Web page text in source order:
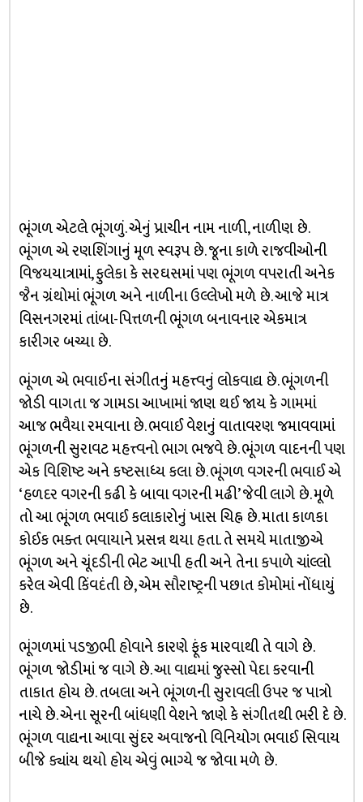
ભૂંગળ એટલે ભૂંગળું. એનું પ્રાચીન નામ નાળી, નાળીણ છે.
ભૂંગળ એ રણશિંગાનું મૂળ સ્વરૂપ છે. જૂના કાળે રાજવીઓની
વિજયયાત્રામાં, ફુલેકા કે સરઘસમાં પણ ભૂંગળ વપરાતી અનેક
જૈન ગ્રંથોમાં ભૂંગળ અને નાળીના ઉલ્લેખો મળે છે. આજે માત્ર
વિસનગરમાં તાંબા-પિત્તળની ભૂંગળ બનાવનાર એકમાત્ર
કારીગર બચ્યા છે.
ભૂંગળ એ ભવાઈના સંગીતનું મહત્ત્વનું લોકવાદ્ય છે. ભૂંગળની
જોડી વાગતા જ ગામડા આખામાં જાણ થઈ જાય કે ગામમાં
આજ ભવૈયા રમવાના છે. ભવાઈ વેશનું વાતાવરણ જમાવવામાં
ભૂંગળની સુરાવટ મહત્ત્વનો ભાગ ભજવે છે. ભૂંગળ વાદનની પણ
એક વિશિષ્ટ અને કષ્ટસાધ્ય કલા છે. ભૂંગળ વગરની ભવાઈ એ
‘હળદર વગરની કઢી કે બાવા વગરની મઢી’ જેવી લાગે છે. મૂળે
તો આ ભૂંગળ ભવાઈ કલાકારોનું ખાસ ચિહ્ન છે. માતા કાળકા
કોઈક ભક્ત ભવાયાને પ્રસન્ન થયા હતા. તે સમયે માતાજીએ
ભૂંગળ અને ચૂંદડીની ભેટ આપી હતી અને તેના કપાળે ચાંલ્લો
કરેલ એવી કિંવદંતી છે, એમ સૌરાષ્ટ્રની પછાત કોમોમાં નોંધાયું
છે.
ભૂંગળમાં પડજીભી હોવાને કારણે ફૂંક મારવાથી તે વાગે છે.
ભૂંગળ જોડીમાં જ વાગે છે. આ વાદ્યમાં જુસ્સો પેદા કરવાની
તાકાત હોય છે. તબલા અને ભૂંગળની સુરાવલી ઉપર જ પાત્રો
નાચે છે. એના સૂરની બાંધણી વેશને જાણે કે સંગીતથી ભરી દે છે.
ભૂંગળ વાદ્યના આવા સુંદર અવાજનો વિનિયોગ ભવાઈ સિવાય
બીજે ક્યાંય થયો હોય એવું ભાગ્યે જ જોવા મળે છે.